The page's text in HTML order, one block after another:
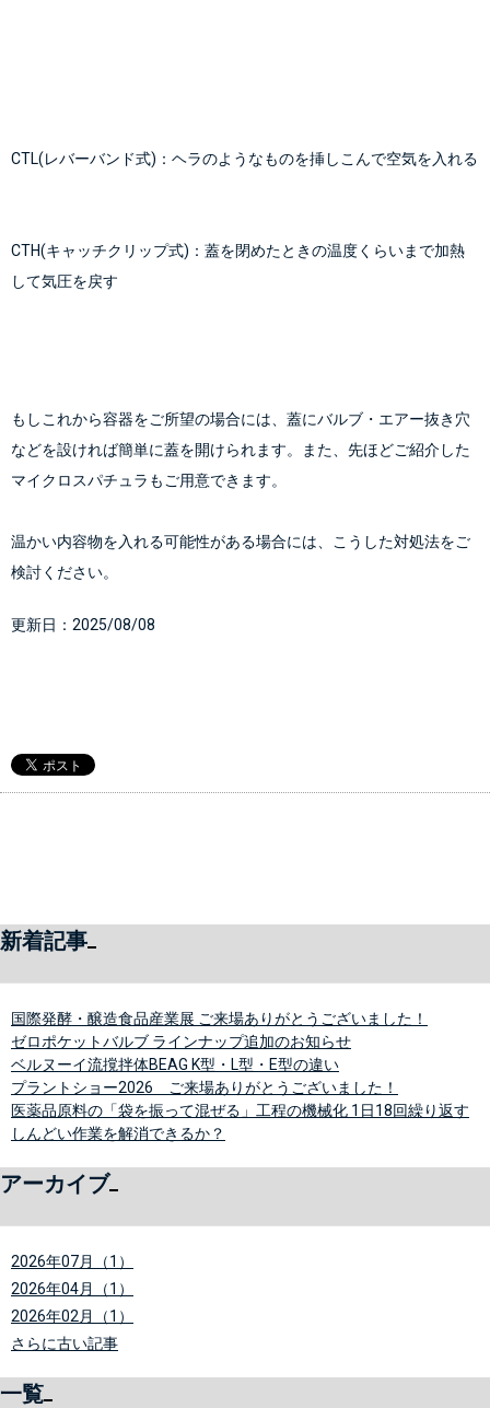
CTL(レバーバンド式)：ヘラのようなものを挿しこんで空気を入れる
CTH(キャッチクリップ式)：蓋を閉めたときの温度くらいまで加熱
して気圧を戻す
もしこれから容器をご所望の場合には、蓋にバルブ・エアー抜き穴
などを設ければ簡単に蓋を開けられます。また、先ほどご紹介した
マイクロスパチュラもご用意できます。
温かい内容物を入れる可能性がある場合には、こうした対処法をご
検討ください。
更新日： 2025/08/08
新着記事
国際発酵・醸造食品産業展 ご来場ありがとうございました！
ゼロポケットバルブ ラインナップ追加のお知らせ
ベルヌーイ流撹拌体BEAG K型・L型・E型の違い
プラントショー2026 ご来場ありがとうございました！
医薬品原料の「袋を振って混ぜる」工程の機械化 1日18回繰り返す
しんどい作業を解消できるか？
アーカイブ
2026年07月（1）
2026年04月（1）
2026年02月（1）
さらに古い記事
一覧